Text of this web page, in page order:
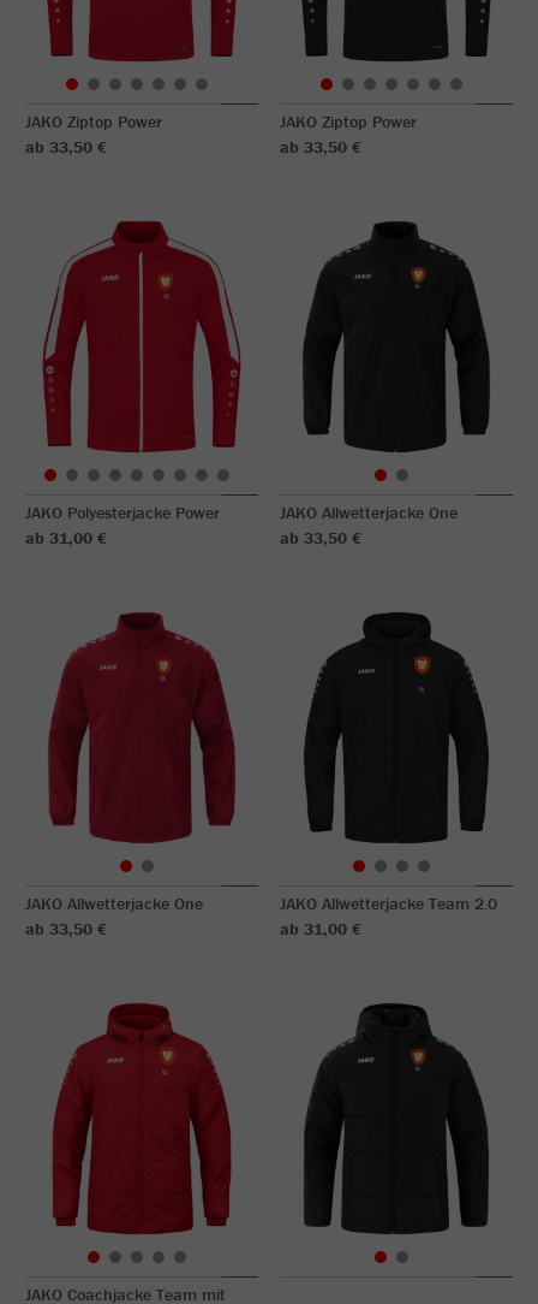
JAKO Ziptop Power
ab 33,50 €
JAKO Ziptop Power
ab 33,50 €
JAKO Polyesterjacke Power
ab 31,00 €
JAKO Allwetterjacke One
ab 33,50 €
JAKO Allwetterjacke One
ab 33,50 €
JAKO Allwetterjacke Team 2.0
ab 31,00 €
JAKO Coachjacke Team mit